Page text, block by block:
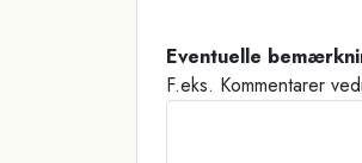
Eventuelle
F.eks. Kommentarer